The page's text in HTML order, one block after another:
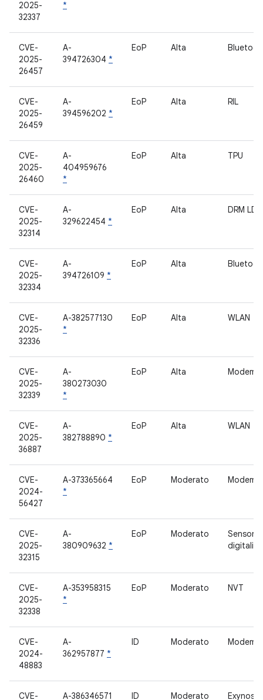
2025-
32337
*
CVE-
2025-
26457
A-
394726304 *
EoP Alta
CVE-
2025-
26459
A-
394596202 *
EoP Alta RIL
CVE-
2025-
26460
A-
404959676
*
EoP Alta TPU
CVE-
2025-
32314
A-
329622454 *
EoP Alta DRM
CVE-
2025-
32334
A-
394726109 *
EoP Alta
CVE-
2025-
32336
A-382577130
*
EoP Alta WLAN
CVE-
2025-
32339
A-
380273030
*
EoP Alta Modem
CVE-
2025-
36887
A-
382788890 *
EoP Alta WLAN
CVE-
2024-
56427
A-373365664
*
EoP Moderato Modem
CVE-
2025-
32315
A-
380909632 *
EoP Moderato
Sensore
digitali
CVE-
2025-
32338
A-353958315
*
EoP Moderato NVT
CVE-
2024-
48883
A-
362957877 *
ID Moderato Modem
CVE- A-386346571 ID Moderato Exynos